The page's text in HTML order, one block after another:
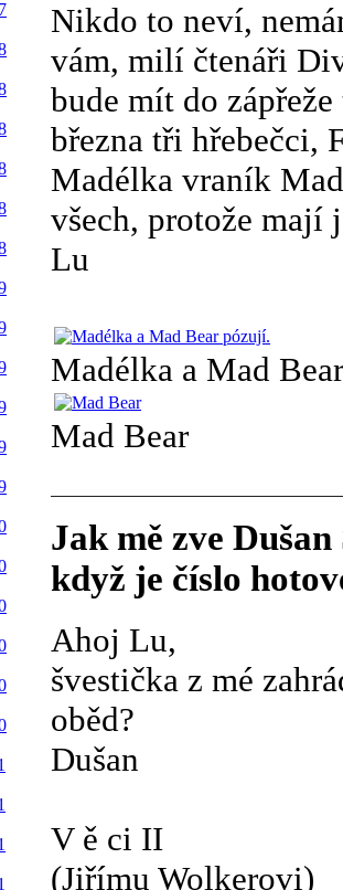
Nikdo to neví,
vám, milí čtenáři
bude mít do
března tři hřebečci,
Madélka vraník
všech, protože mají
Lu
Madélka a Mad
Mad Bear
Jak mě zve
když je číslo
Ahoj Lu,
švestička z mé
oběd?
Dušan
V ě ci II
(Jiřímu Wolkerovi)